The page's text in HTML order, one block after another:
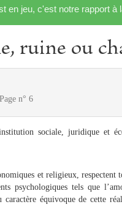
en jeu, c'est notre rapport
ruine ou
n° 6
sociale, juridique et
et religieux,
psychologiques tels que
caractère équivoque de cette